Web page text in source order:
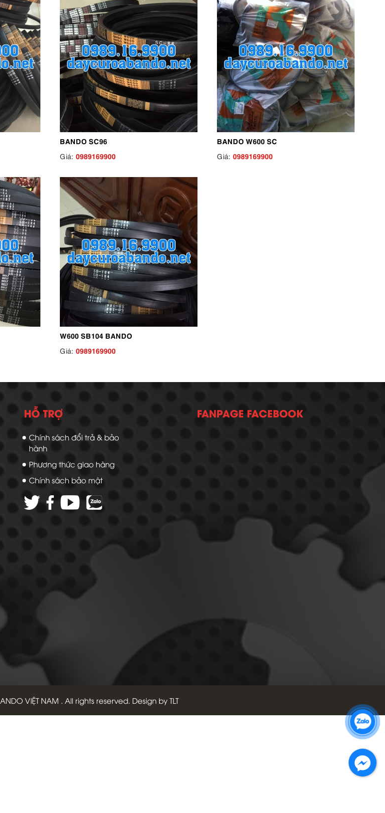
BANDO SC96
Giá: 0989169900
BANDO W600 SC
Giá: 0989169900
W600 SB104 BANDO
Giá: 0989169900
HỖ TRỢ
Chính sách đổi trả & bảo
hành
Phương thức giao hàng
Chính sách bảo mật
FANPAGE FACEBOOK
VIỆT NAM . All rights reserved. Design by TLT
Zalo 2: 0972 14 9900